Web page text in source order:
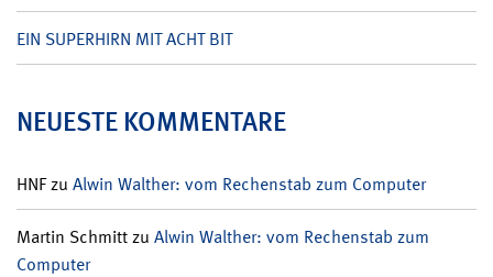
EIN SUPERHIRN MIT ACHT BIT
NEUESTE KOMMENTARE
HNFzu Alwin Walther: vom Rechenstab zum Computer
Martin Schmittzu Alwin Walther: vom Rechenstab zum
Computer